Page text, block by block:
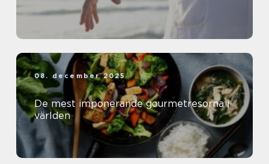
08. december 2025
De mest imponerande gourmetresorna i
världen